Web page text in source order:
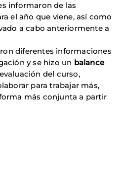
informaron de las
el año que viene, así como
a cabo anteriormente a
diferentes informaciones
y se hizo un balance
del curso,
para trabajar más,
más conjunta a partir